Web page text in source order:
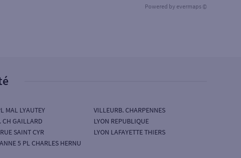
Powered by evermaps ©
MAL LYAUTEY
CH GAILLARD
SAINT CYR
5 PL CHARLES HERNU
VILLEURB. CHARPENNES
LYON REPUBLIQUE
LYON LAFAYETTE THIERS